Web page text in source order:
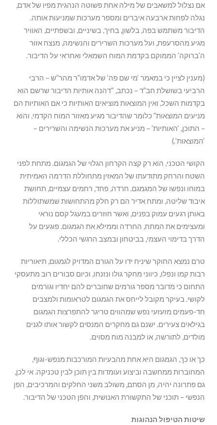
אם נצלול למשאבים של מילה אחת פשוטה הנהגית מפיו של אדם,
נגלה לפחות ארבעה איברים ומספר מערכות שמניעות אותה.
הדיבור משתמש בפה, בלשון, בחיך, בשיניים, ובשפתיים, האוויר
מגיע מהסרעפת, ועל מערכות השרירים והנשימה, מנצח אזור
ה’ברוקה’ הממוקם בקדמת המוח השמאלי ואחראי על הדיבור.
(מענין לציין כי במאמר ‘מי שם פה’ של אדמו”ר מהר”ש – הרבי
הרביעי בשושלת חב”ד – נכתב, “דהנה אותיות הדיבור שרשם הוא
בקדמות השכל, ואין המוצאות מוציאים האותיות כי אם האותיות הם
מניעים המוצאות” כלומר שהדיבור מגיע מאזור המוח הקדמי, והוא
– התוכן, ‘האותיות’ – מניע את מערכות הנשימה והשרירים –
‘המוצאות’.)
הקושי הטכני, הוא רק קצה הקרחון הגלוי של הגמגום. מתחת לפני
השטח והרחק מתודעתו של המאזין מתחוללת הדרמה האמיתית
במוחו ונפשו של המגמגם. חרדה, פחד, רחמים עצמיים, תחושת
איבוד שליטה, ומתח אדיר הם רק חלק מהתחושות שמשתוללות
באותן רגעים עמוק בפנים, ואשר חוזרים במעגל קסם נוראי
ומעצימים את המתח, החרדה וממילא את הגמגום. פוגעים על
הדרך בדימוי העצמי, בביטחון ובמצב הרגשי הכללי.
טרם נמצא החוקר שיניח ידו על הגורם המדויק לגמגום, תיאוריות
רבות קמו ונפלו, כיווני מחקר גולו ונזנחו, וכיום סבורים רוב מתעסקי
התחום כי מדובר מספר גורמים שחוברים להם יחדיו וגורמים
לקושי. בעיקר מקובל לייחס את הגמגום לטראומות ולמצבים
חד-פעמים מזעזעי נפש שמהווים טריגר להתפרצות הגמגום
בגילאים צעירים. ישנם גם מחקרים המנסים לקשור אותו לגנים
מולדים, לתורשה, או למבנה מוח מסוים.
כך או כך, הגמגום היא אחת מהבעיות המורכבות מנפש-וגוף,
המחוברות ממחשבה וביצוע ועומדות בין תוכן לבין טכניקה. אי לכן,
גם פתרונה יהיה, מן הסתם, משולב משני החלקים והמרכיבים, הפן
הנפשי – תוכני של התקשורת האנושית, והפן הטכני של הדיבור.
שיטות הטיפול הנהוגות